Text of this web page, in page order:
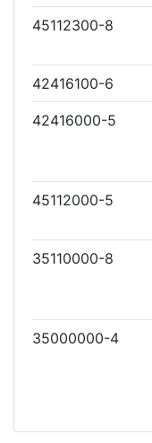
45112300-8
42416100-6
42416000-5
45112000-5
35110000-8
35000000-4